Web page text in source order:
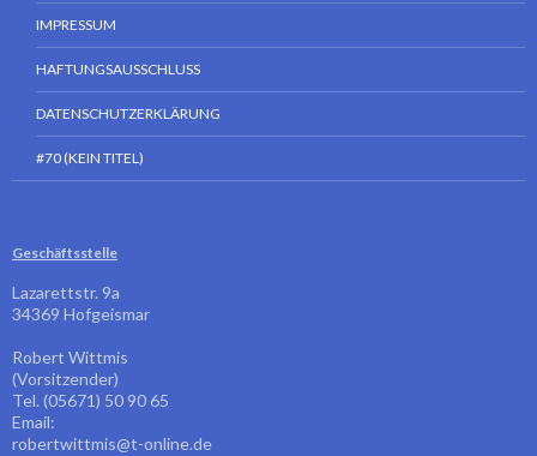
IMPRESSUM
HAFTUNGSAUSSCHLUSS
DATENSCHUTZERKLÄRUNG
#70 (KEIN TITEL)
Geschäftsstelle
Lazarettstr. 9a
34369 Hofgeismar
Robert Wittmis
(Vorsitzender)
Tel. (05671) 50 90 65
Email:
robertwittmis@t-online.de